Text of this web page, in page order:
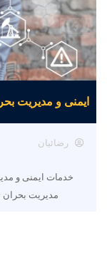
ایمنی و مدیریت بحران
رضائیان
خدمات ایمنی و
مدیریت بحران